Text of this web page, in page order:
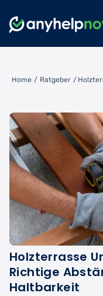
Home / Ratgeber /
Holzterrasse
Richtige
Haltbarkeit